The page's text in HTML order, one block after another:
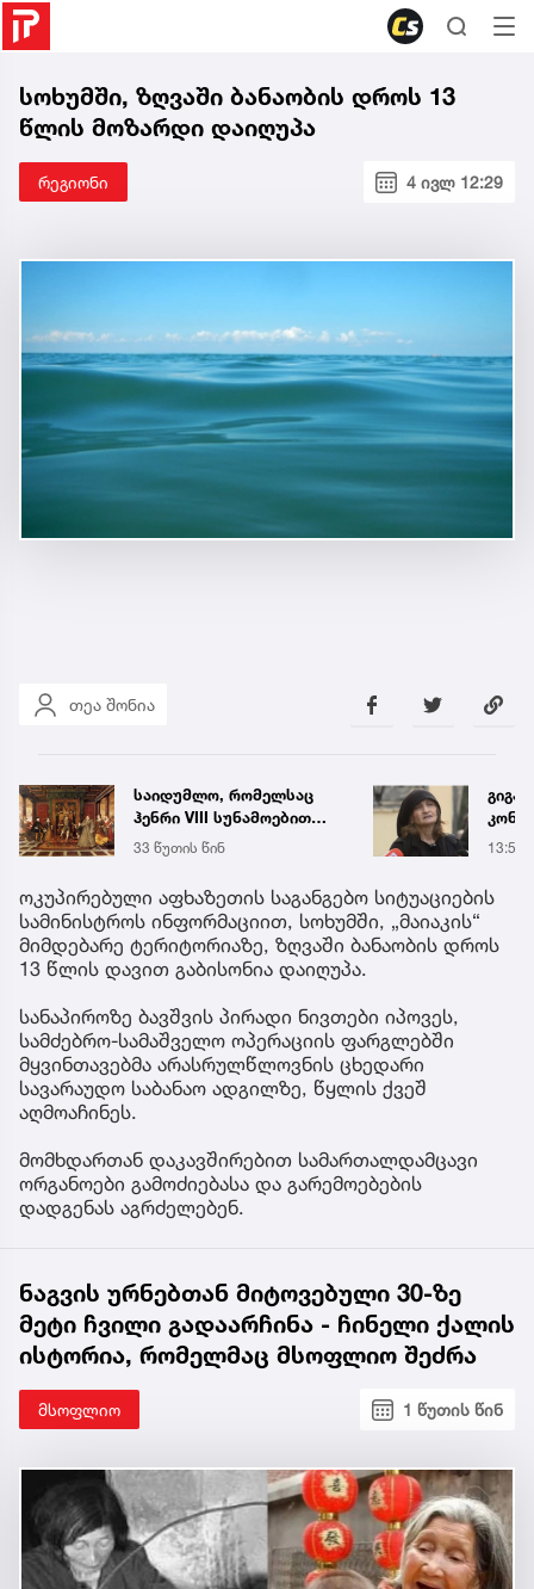
სოხუმში, ზღვაში ბანაობის დროს 13
წლის მოზარდი დაიღუპა
რეგიონი 4 ივლ 12:29
თეა შონია
საიდუმლო, რომელსაც
ჰენრი VIII სუნამოებით
ნიღბავდა - რა ჭირდა
სინამდვილეში ინგლისის
მონარქს
33 წუთის წინ
რა
13:54
ოკუპირებული აფხაზეთის საგანგებო სიტუაციების
სამინისტროს ინფორმაციით, სოხუმში, „მაიაკის“
მიმდებარე ტერიტორიაზე, ზღვაში ბანაობის დროს
13 წლის დავით გაბისონია დაიღუპა.
სანაპიროზე ბავშვის პირადი ნივთები იპოვეს,
სამძებრო-სამაშველო ოპერაციის ფარგლებში
მყვინთავებმა არასრულწლოვნის ცხედარი
სავარაუდო საბანაო ადგილზე, წყლის ქვეშ
აღმოაჩინეს.
მომხდართან დაკავშირებით სამართალდამცავი
ორგანოები გამოძიებასა და გარემოებების
დადგენას აგრძელებენ.
ნაგვის ურნებთან მიტოვებული 30-ზე
მეტი ჩვილი გადაარჩინა - ჩინელი ქალის
ისტორია, რომელმაც მსოფლიო შეძრა
მსოფლიო 1 წუთის წინ